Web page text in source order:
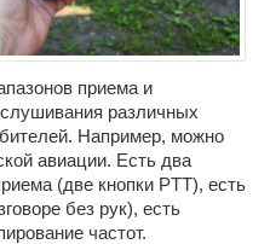
приема и
различных
Например, можно
авиации. Есть два
(две кнопки PTT), есть
без рук), есть
частот.